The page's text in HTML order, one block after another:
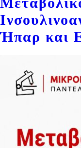
Ήπαρ και